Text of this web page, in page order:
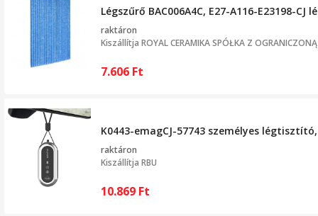
Légszűrő BAC006A4C, E27-A116-E23198-
raktáron
Kiszállítja ROYAL CERAMIKA SPÓŁKA Z
7.606 Ft
K0443-emagCJ-57743 személyes
raktáron
Kiszállítja RBU
10.869 Ft